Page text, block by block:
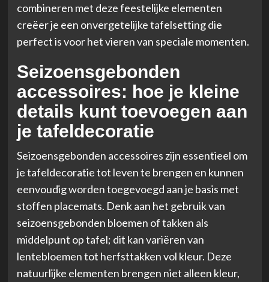
combineren met deze feestelijke elementen
creëer je een onvergetelijke tafelsetting die
perfect is voor het vieren van speciale momenten.
Seizoensgebonden
accessoires: hoe je kleine
details kunt toevoegen aan
je tafeldecoratie
Seizoensgebonden accessoires zijn essentieel om
je tafeldecoratie tot leven te brengen en kunnen
eenvoudig worden toegevoegd aan je basis met
stoffen placemats. Denk aan het gebruik van
seizoensgebonden bloemen of takken als
middelpunt op tafel; dit kan variëren van
lentebloemen tot herfsttakken vol kleur. Deze
natuurlijke elementen brengen niet alleen kleur,